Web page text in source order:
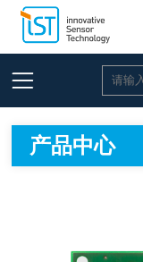
首页 在线选型(Beta)
产品中心